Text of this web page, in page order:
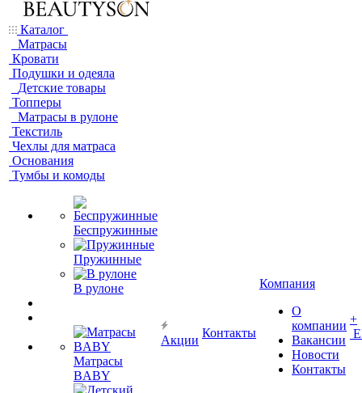
Каталог
Матрасы
Кровати
Подушки и одеяла
Детские товары
Топперы
Матрасы в рулоне
Текстиль
Чехлы для матраса
Основания
Тумбы и комоды
Беспружинные
Пружинные
В рулоне
Матрасы
BABY
Акции
Контакты
Компания
О
компании
Вакансии
Новости
Контакты
+